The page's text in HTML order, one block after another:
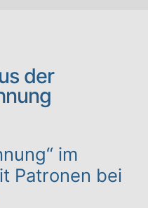
der
im
Patronen bei